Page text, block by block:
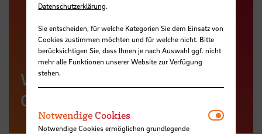
Weitere Informationen zum
Girls'Day
Datenschutzerklärung.
Sie entscheiden, für welche Kategorien Sie dem Einsatz von
Cookies zustimmen möchten und für welche nicht. Bitte
berücksichtigen Sie, dass Ihnen je nach Auswahl ggf. nicht
mehr alle Funktionen unserer Website zur Verfügung
stehen.
Notwendige Cookies
Notwendige Cookies ermöglichen grundlegende